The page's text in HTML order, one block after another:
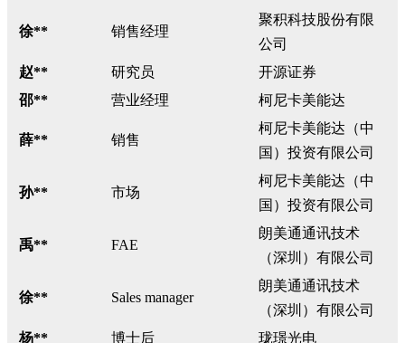
徐** 销售经理
聚积科技股份有限
公司
赵**
研究员
开源证券
邵**
营业经理 柯尼卡美能达
薛** 销售
柯尼卡美能达（中
国）投资有限公司
孙** 市场
柯尼卡美能达（中
国）投资有限公司
禹** FAE
朗美通通讯技术
（深圳）有限公司
徐** Sales manager
朗美通通讯技术
（深圳）有限公司
杨**
博士后 珑璟光电